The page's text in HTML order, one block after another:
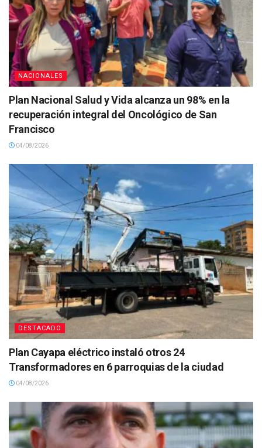
NACIONALES
Plan Nacional Salud y Vida alcanza un 98% en la
recuperación integral del Oncológico de San
Francisco
04/08/2026
DESTACADO
Plan Cayapa eléctrico instaló otros 24
Transformadores en 6 parroquias de la ciudad
04/08/2026